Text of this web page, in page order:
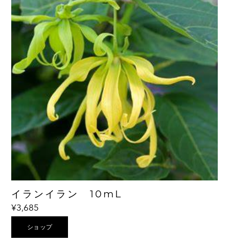
イランイラン 10mL
¥3,685
ショップ